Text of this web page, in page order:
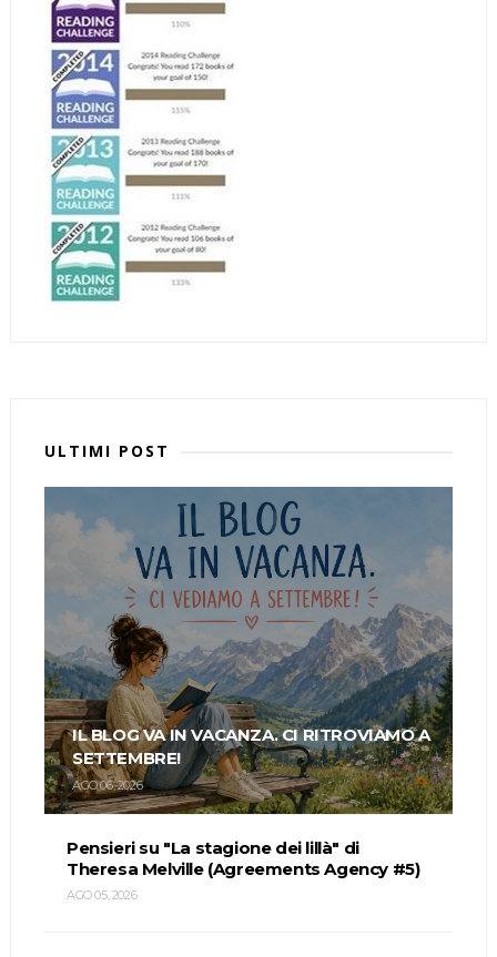
ULTIMI POST
IL BLOG VA IN VACANZA. CI RITROVIAMO A
SETTEMBRE!
AGO 06, 2026
Pensieri su "La stagione dei lillà" di
Theresa Melville (Agreements Agency #5)
AGO 05, 2026